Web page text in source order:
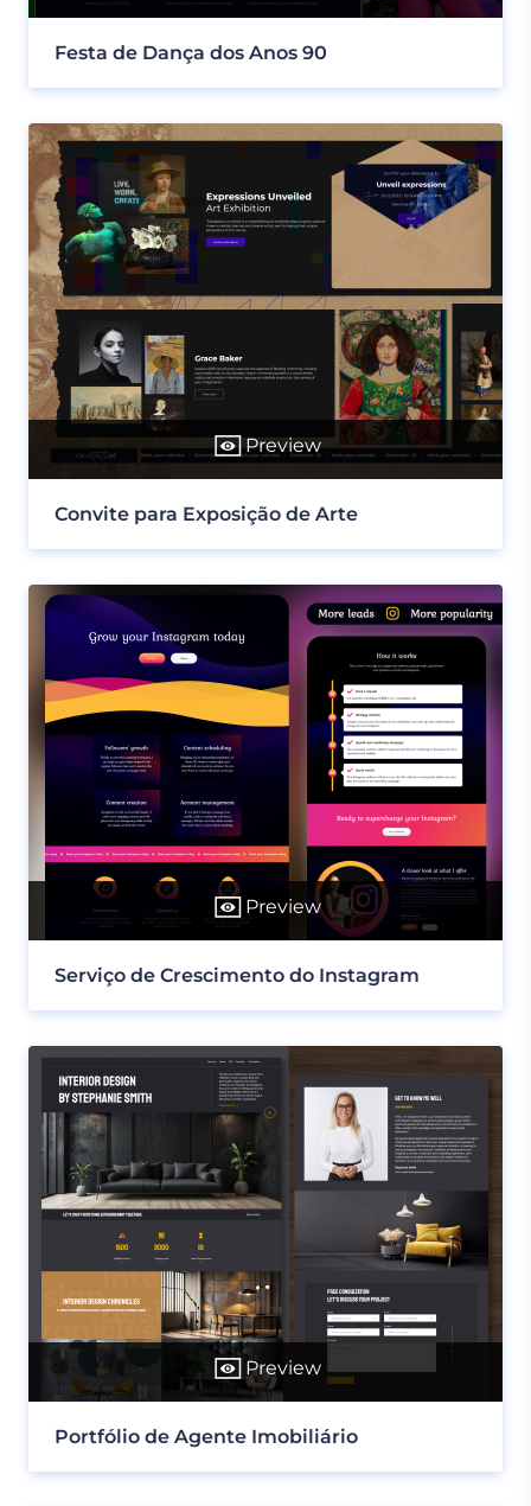
Festa de Dança dos Anos 90
Preview
Convite para Exposição de Arte
Preview
Serviço de Crescimento do Instagram
Preview
Portfólio de Agente Imobiliário